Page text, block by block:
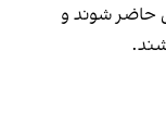
حاضر شوند و